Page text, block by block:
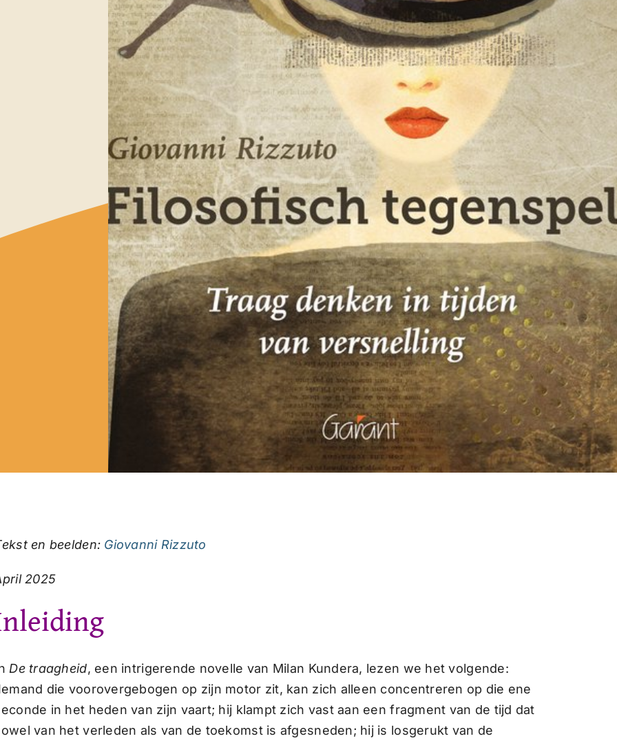
en beelden: Giovanni Rizzuto
2025
De traagheid, een intrigerende novelle van Milan Kundera, lezen we het volgende:
die voorovergebogen op zijn motor zit, kan zich alleen concentreren op die ene
in het heden van zijn vaart; hij klampt zich vast aan een fragment van de tijd dat
van het verleden als van de toekomst is afgesneden; hij is losgerukt van de